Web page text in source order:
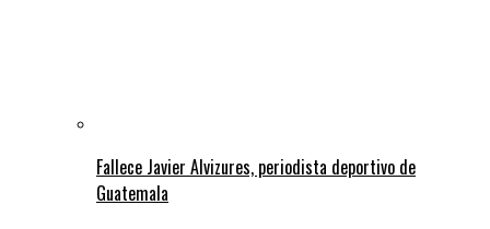
Fallece Javier Alvizures, periodista deportivo de
Guatemala